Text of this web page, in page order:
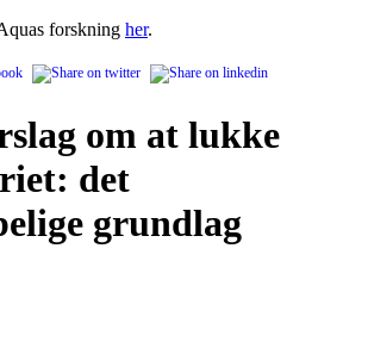
forskning her.
om at lukke
det
grundlag